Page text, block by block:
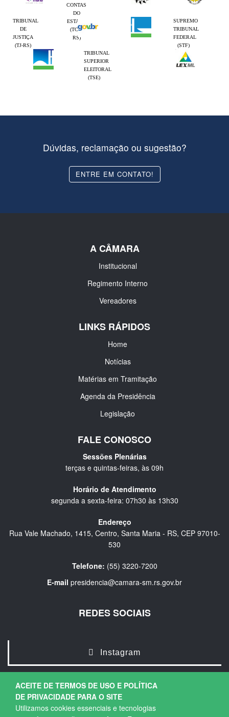
ACEITE DE TERMOS DE USO E POLÍTICA
DE PRIVACIDADE PARA O SITE
Utilizamos cookies essenciais e tecnologias
CONTAS
DO
ESTADO
(TCE-
RS)
TRIBUNAL
DE
JUSTIÇA
(TJ-RS)
SUPREMO
TRIBUNAL
FEDERAL
(STF)
TRIBUNAL
SUPERIOR
ELEITORAL
(TSE)
Dúvidas, reclamação ou sugestão?
ENTRE EM CONTATO!
A CÂMARA
Institucional
Regimento Interno
Vereadores
LINKS RÁPIDOS
Home
Notícias
Matérias em Tramitação
Agenda da Presidência
Legislação
FALE CONOSCO
Sessões Plenárias
terças e quintas-feiras, às 09h
Horário de Atendimento
segunda a sexta-feira: 07h30 às 13h30
Endereço
Rua Vale Machado, 1415, Centro, Santa Maria - RS, CEP 97010-
530
Telefone: (55) 3220-7200
E-mail presidencia@camara-sm.rs.gov.br
REDES SOCIAIS
Instagram